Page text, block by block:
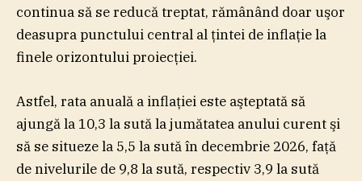
continua să se reducă treptat, rămânând doar uşor
deasupra punctului central al ţintei de inflaţie la
finele orizontului proiecţiei.
Astfel, rata anuală a inflaţiei este aşteptată să
ajungă la 10,3 la sută la jumătatea anului curent şi
să se situeze la 5,5 la sută în decembrie 2026, faţă
de nivelurile de 9,8 la sută, respectiv 3,9 la sută